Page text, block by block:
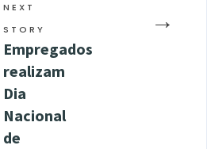
→
NEXT
STORY
Empregados
realizam
Dia
Nacional
de